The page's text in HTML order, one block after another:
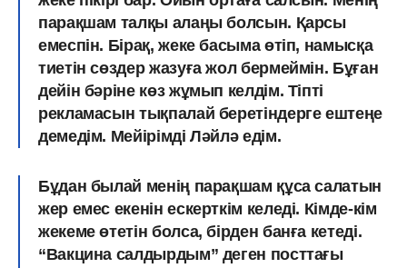
парақшам талқы алаңы болсын. Қарсы
емеспін. Бірақ, жеке басыма өтіп, намысқа
тиетін сөздер жазуға жол бермеймін. Бұған
дейін бәріне көз жұмып келдім. Тіпті
рекламасын тықпалай беретіндерге ештеңе
демедім. Мейірімді Ләйлә едім.
Бұдан былай менің парақшам құса салатын
жер емес екенін ескерткім келеді. Кімде-кім
жекеме өтетін болса, бірден банға кетеді.
“Вакцина салдырдым” деген посттағы